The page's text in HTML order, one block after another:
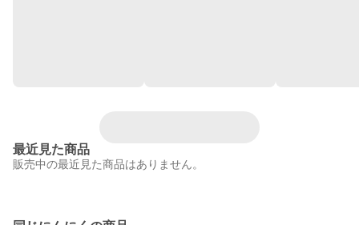
最近見た商品
販売中の最近見た商品はありません。